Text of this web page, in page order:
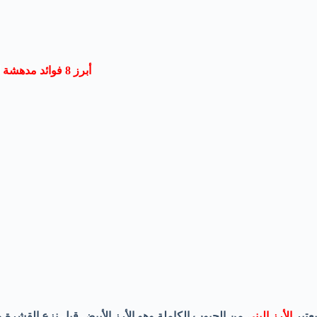
أبرز 8 فوائد مدهشة للأرز البني